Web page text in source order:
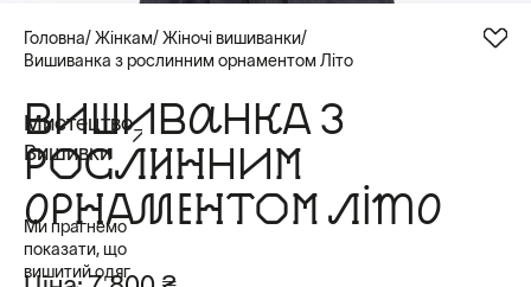
Головна Жінкам Жіночі вишиванки
Вишиванка з рослинним орнаментом Літо
ВИШИВАНКА З
РОСЛИННИМ
ОРНАМЕНТОМ ЛІТО
Мистецтво
Вишивки
Ми прагнемо
показати, що
вишитий одяг